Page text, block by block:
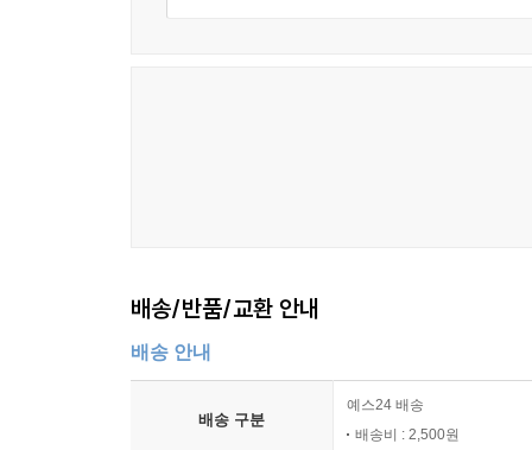
배송/반품/교환 안내
배송 안내
배송 구분
예스24 배송
배송비 : 2,500원